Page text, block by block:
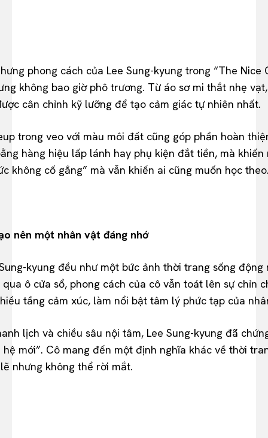
phong cách của Lee Sung-kyung trong “The Nice
không bao giờ phô trương. Từ áo sơ mi thắt nhẹ
cân chỉnh kỹ lưỡng để tạo cảm giác tự nhiên nhất.
trong veo với màu môi đất cũng góp phần hoàn
hàng hiệu lấp lánh hay phụ kiện đắt tiền, mà
không cố gắng” mà vẫn khiến ai cũng muốn học
nên một nhân vật đáng nhớ
kyung đều như một bức ảnh thời trang sống
ô cửa sổ, phong cách của cô vẫn toát lên sự chỉn
tầng cảm xúc, làm nổi bật tâm lý phức tạp của
lịch và chiều sâu nội tâm, Lee Sung-kyung đã
mới”. Cô mang đến một định nghĩa khác về thời
nhưng không thể rời mắt.